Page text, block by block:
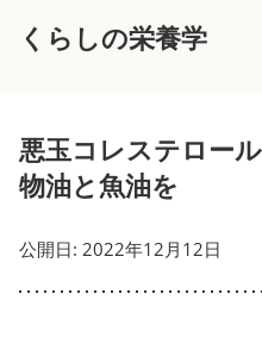
くらしの栄養学
悪玉コレステロー
物油と魚油を
公開日: 2022年12月12日